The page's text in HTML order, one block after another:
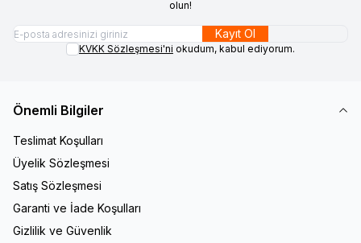
olun!
Kayıt Ol
KVKK Sözleşmesi'ni okudum, kabul ediyorum.
Önemli Bilgiler
Teslimat Koşulları
Üyelik Sözleşmesi
Satış Sözleşmesi
Garanti ve İade Koşulları
Gizlilik ve Güvenlik